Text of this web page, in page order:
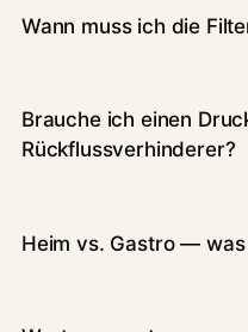
Wann muss ich die
Brauche ich einen
Rückflussverhinderer?
Heim vs. Gastro —